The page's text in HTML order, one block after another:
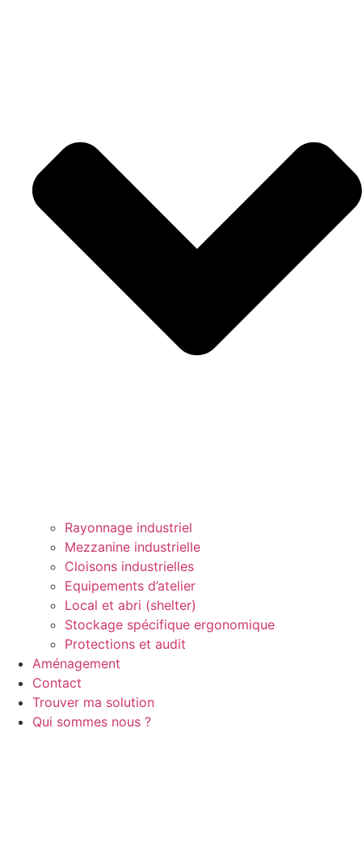
Rayonnage industriel
Mezzanine industrielle
Cloisons industrielles
Equipements d’atelier
Local et abri (shelter)
Stockage spécifique ergonomique
Protections et audit
Aménagement
Contact
Trouver ma solution
Qui sommes nous ?